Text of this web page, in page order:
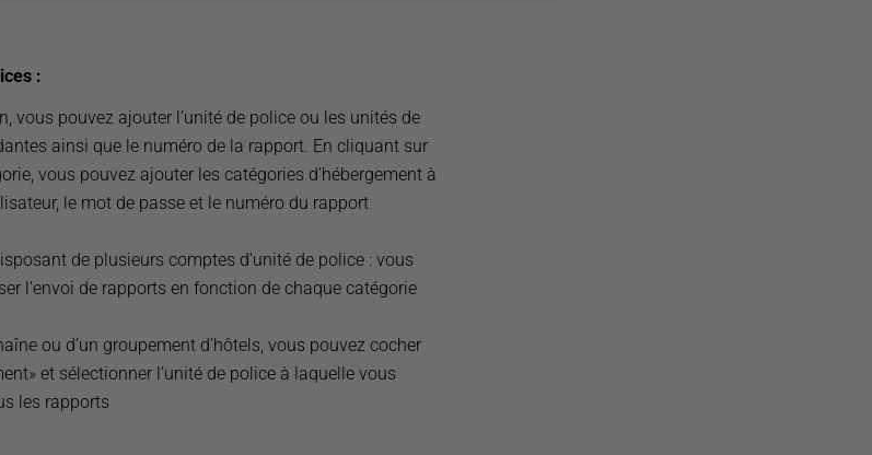
:
vous pouvez ajouter l’unité de police ou les unités de
ainsi que le numéro de la rapport. En cliquant sur
vous pouvez ajouter les catégories d’hébergement à
le mot de passe et le numéro du rapport
de plusieurs comptes d’unité de police : vous
l’envoi de rapports en fonction de chaque catégorie
ou d’un groupement d’hôtels, vous pouvez cocher
et sélectionner l’unité de police à laquelle vous
les rapports